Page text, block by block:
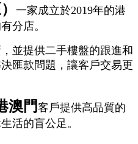
一家成立於2019年的港
分店。
並提供二手樓盤的跟進和
匯款問題，讓客戶交易更
澳門 客戶提供高品質的
活的盲公足。